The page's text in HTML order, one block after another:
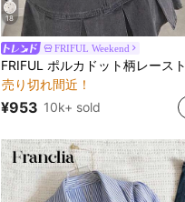
18
FRIFUL Weekend
#2 ベストセラー
売り切れ間近！
#2 ベストセラー
売り切れ間近！
#2 ベストセラー
売り切れ間近！
#2 ベストセラー に Vネック 女性用トップス、ブラウス、Tシャツ
¥953 10k+ sold